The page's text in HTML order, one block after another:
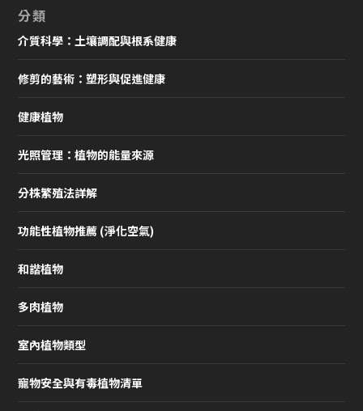
分類
介質科學：土壤調配與根系健康
修剪的藝術：塑形與促進健康
健康植物
光照管理：植物的能量來源
分株繁殖法詳解
功能性植物推薦 (淨化空氣)
和諧植物
多肉植物
室內植物類型
寵物安全與有毒植物清單